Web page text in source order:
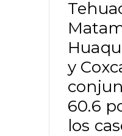
y
60.6
los